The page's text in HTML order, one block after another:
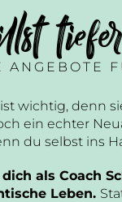
ANGEBOTE
wichtig, denn
ein echter
du selbst ins
als Coach
Leben.